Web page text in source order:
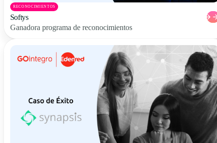
RECONOCIMIENTOS
Softys
Ganadora programa de reconocimientos